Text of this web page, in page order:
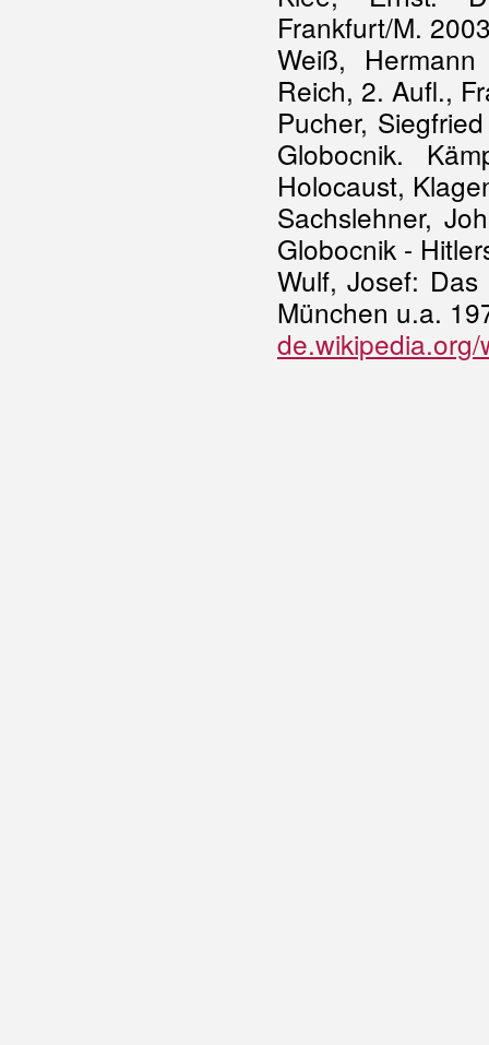
Frankfurt/M.
Weiß,
Reich, 2. Aufl.,
Pucher,
Globocnik.
Holocaust,
Sachslehner,
Globocnik -
Wulf, Josef:
München u.a.